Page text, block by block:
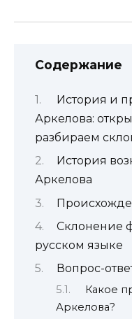
Содержание
История и
Аркелова:
разбираем
История
Аркелова
Склонение
русском языке
Вопрос-
Какое
Аркелова?